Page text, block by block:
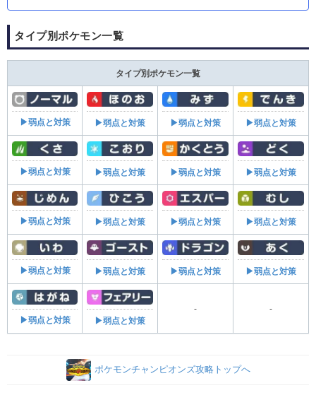
タイプ別ポケモン一覧
タイプ別ポケモン一覧
▶弱点と対策 ▶弱点と対策 ▶弱点と対策 ▶弱点と対策
▶弱点と対策 ▶弱点と対策 ▶弱点と対策 ▶弱点と対策
▶弱点と対策 ▶弱点と対策 ▶弱点と対策 ▶弱点と対策
▶弱点と対策 ▶弱点と対策 ▶弱点と対策 ▶弱点と対策
▶弱点と対策 ▶弱点と対策
- -
ポケモンチャンピオンズ攻略トップへ